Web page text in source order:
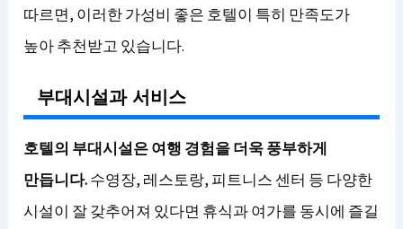
따르면, 이러한 가성비 좋은 호텔이 특히 만족도가
높아 추천받고 있습니다.
부대시설과 서비스
호텔의 부대시설은 여행 경험을 더욱 풍부하게
만듭니다.수영장, 레스토랑, 피트니스 센터 등 다양한
시설이 잘 갖추어져 있다면 휴식과 여가를 동시에 즐길